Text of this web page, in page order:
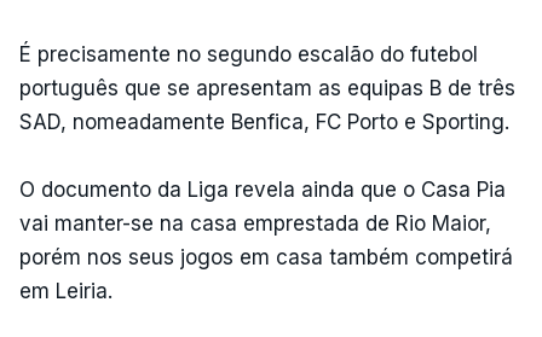
É precisamente no segundo escalão do futebol
português que se apresentam as equipas B de três
SAD, nomeadamente Benfica, FC Porto e Sporting.
O documento da Liga revela ainda que o Casa Pia
vai manter-se na casa emprestada de Rio Maior,
porém nos seus jogos em casa também competirá
em Leiria.